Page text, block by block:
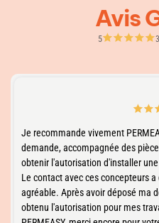
Avis
5
Permeasy des
aucune remarque de
accordé après 45 jours.
nouvelles